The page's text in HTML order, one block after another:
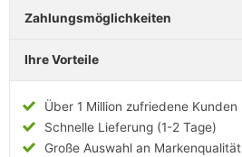
Zahlungsmöglichkeiten
Ihre Vorteile
Über 1 Million zufriedene Kunden
Schnelle Lieferung (1-2 Tage)
Große Auswahl an Markenqualität